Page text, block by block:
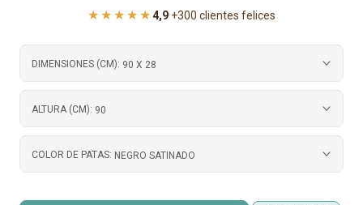
★★★★★4,9·+300 clientes felices
DIMENSIONES (CM): 90 X 28
ALTURA (CM): 90
COLOR DE PATAS: NEGRO SATINADO